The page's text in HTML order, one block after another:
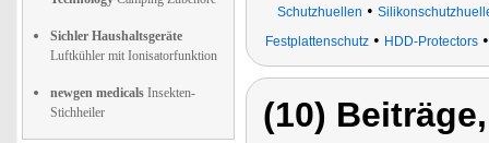
Sichler Haushaltsgeräte
Luftkühler mit Ionisatorfunktion
newgen medicals Insekten-
Stichheiler
Schutzhuellen •
Festplattenschutz• HDD-Protectors
(10)